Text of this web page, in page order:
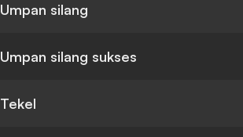
Umpan silang
Umpan silang sukses
Tekel